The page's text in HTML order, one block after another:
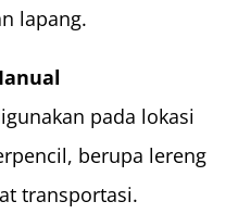
lapang.
pada lokasi
berupa lereng
transportasi.